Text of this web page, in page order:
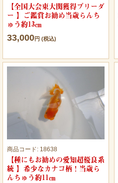
【全国大会東大関獲得ブリーダ
ー 】ご鑑賞お勧め当歳らんち
ゅう約13㎝
33,000円 (税込)
商品コード: 18638
【種にもお勧めの愛知超優良系
統 】希少なカナコ柄！当歳ら
んちゅう約11㎝